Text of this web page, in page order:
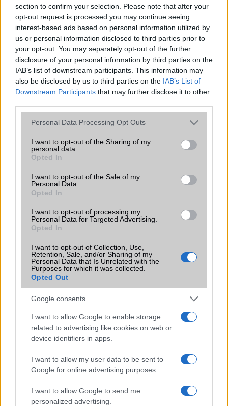
section to confirm your selection. Please note that after your
opt-out request is processed you may continue seeing
interest-based ads based on personal information utilized by
us or personal information disclosed to third parties prior to
your opt-out. You may separately opt-out of the further
disclosure of your personal information by third parties on the
IAB’s list of downstream participants. This information may
also be disclosed by us to third parties on the IAB’s List of
Downstream Participants that may further disclose it to other
Please note that this website/app uses one or more Google
not limited to your visit or usage behaviour. You may click to
grant or deny consent to Google and its third-party tags to
use your data for below specified purposes in below Google
consent section.
Personal Data Processing Opt Outs
I want to opt-out of the Sharing of my
personal data.
Opted In
I want to opt-out of the Sale of my
Personal Data.
Opted In
I want to opt-out of processing my
Personal Data for Targeted Advertising.
Opted In
I want to opt-out of Collection, Use,
Retention, Sale, and/or Sharing of my
Personal Data that Is Unrelated with the
Purposes for which it was collected.
Opted Out
Google consents
I want to allow Google to enable storage
related to advertising like cookies on web or
device identifiers in apps.
I want to allow my user data to be sent to
Google for online advertising purposes.
I want to allow Google to send me
personalized advertising.
Iránytũ ecompass
Extrák Nincs
EGYÉB
Vibra jelzés alap szolgáltatás
SIM típus nanoSIM
Flight mode Van
Terület Globális
Funkciók
Brand
Limited Edition Nincs
SAR
Nincs publikus adat!
N/A = Nincs adat. Legutóbbi frissítés: 2026-07-13 19:00:00
Új és Használt GSM kiemelt ajánlatok
Apple iPhone Air